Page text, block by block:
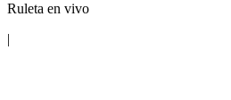
Ruleta en vivo
|